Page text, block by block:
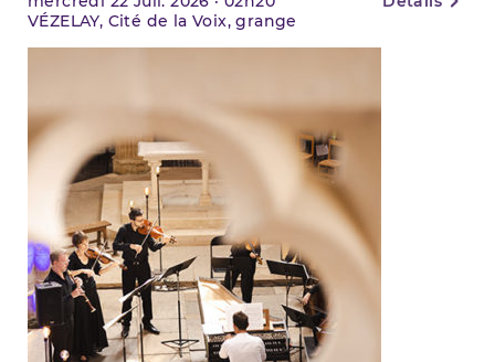
VÉZELAY, Cité de la Voix, grange